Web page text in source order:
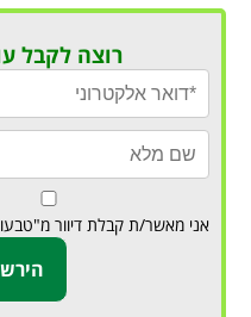
רוצה לקבל
אני מאשר/ת קבלת דיוור